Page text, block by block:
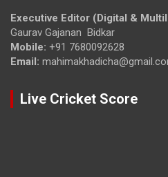
Executive Editor (Digital &
Gaurav Gajanan Bidkar
Mobile: +91 7680092628
Email:
Live Cricket Score